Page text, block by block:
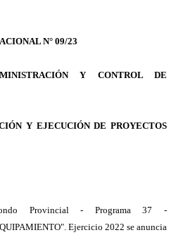
N° 09/23
Y CONTROL DE
Y EJECUCIÓN DE PROYECTOS
Provincial - Programa 37 -
Ejercicio 2022 se anuncia